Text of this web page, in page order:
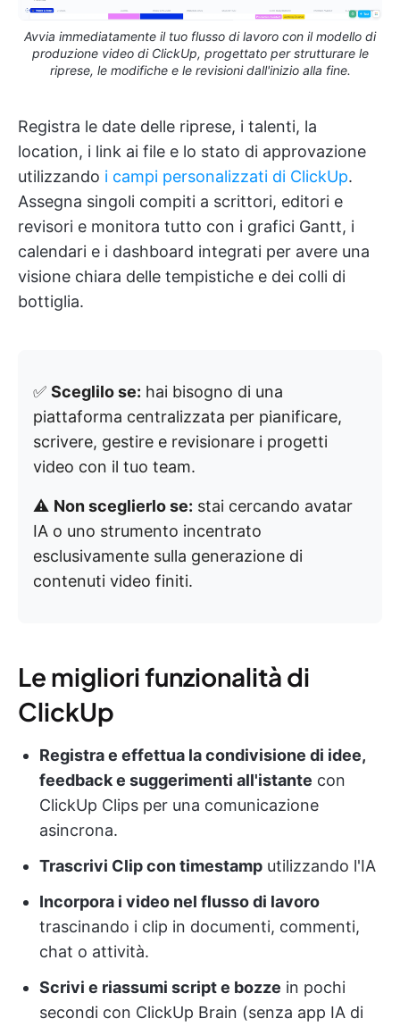
Avvia immediatamente il tuo flusso di lavoro con il modello di
produzione video di ClickUp, progettato per strutturare le
riprese, le modifiche e le revisioni dall'inizio alla fine.
Registra le date delle riprese, i talenti, la
location, i link ai file e lo stato di approvazione
utilizzando i campi personalizzati di ClickUp.
Assegna singoli compiti a scrittori, editori e
revisori e monitora tutto con i grafici Gantt, i
calendari e i dashboard integrati per avere una
visione chiara delle tempistiche e dei colli di
bottiglia.
✅ Sceglilo se: hai bisogno di una
piattaforma centralizzata per pianificare,
scrivere, gestire e revisionare i progetti
video con il tuo team.
⚠️ Non sceglierlo se: stai cercando avatar
IA o uno strumento incentrato
esclusivamente sulla generazione di
contenuti video finiti.
Le migliori funzionalità di
ClickUp
Registra e effettua la condivisione di idee,
feedback e suggerimenti all'istante con
ClickUp Clips per una comunicazione
asincrona.
Trascrivi Clip con timestamp utilizzando l'IA
Incorpora i video nel flusso di lavoro
trascinando i clip in documenti, commenti,
chat o attività.
Scrivi e riassumi script e bozze in pochi
secondi con ClickUp Brain (senza app IA di